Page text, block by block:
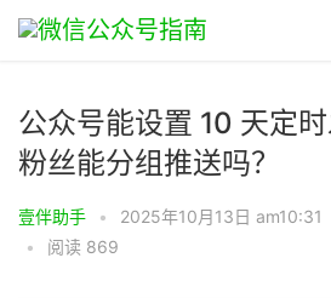
公众号能设置 10 天定
粉丝能分组推送吗？
壹伴助手 • 2025年10月13日 am10:31
•
阅读 869